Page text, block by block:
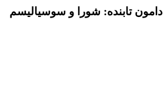
دامون تابنده: شورا و سوسیالیسم